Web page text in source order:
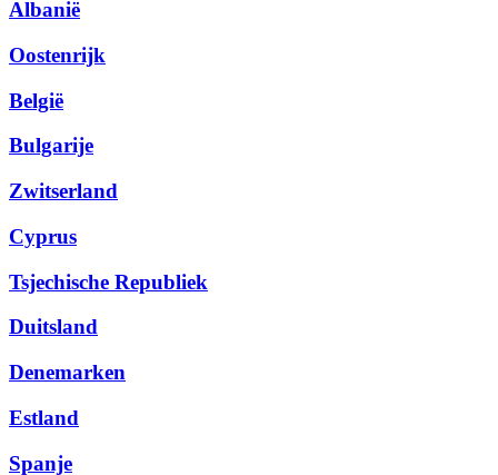
Albanië
Oostenrijk
België
Bulgarije
Zwitserland
Cyprus
Tsjechische Republiek
Duitsland
Denemarken
Estland
Spanje